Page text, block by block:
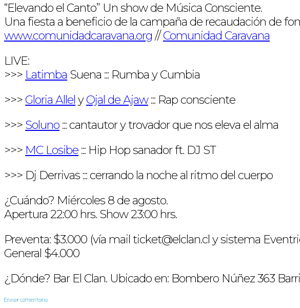
“Elevando el Canto” Un show de Música Consciente.
Una fiesta a beneficio de la campaña de recaudación de
www.comunidadcaravana.org //Comunidad Caravana
LIVE:
>>> Latimba Suena ::: Rumba y Cumbia
>>>Gloria Allel yOjal de Ajaw::: Rap consciente
>>> Soluno ::: cantautor y trovador que nos eleva el alma
>>> MC Losibe ::: Hip Hop sanador ft. DJ ST
>>> Dj Derrivas ::: cerrando la noche al ritmo del cuerpo
¿Cuándo? Miércoles 8 de agosto.
Apertura 22:00 hrs. Show 23:00 hrs.
Preventa: $3.000 (vía mail ticket@elclan.cl y sistema
General $4.000
¿Dónde? Bar El Clan. Ubicado en: Bombero Núñez 363
Enviar comentario